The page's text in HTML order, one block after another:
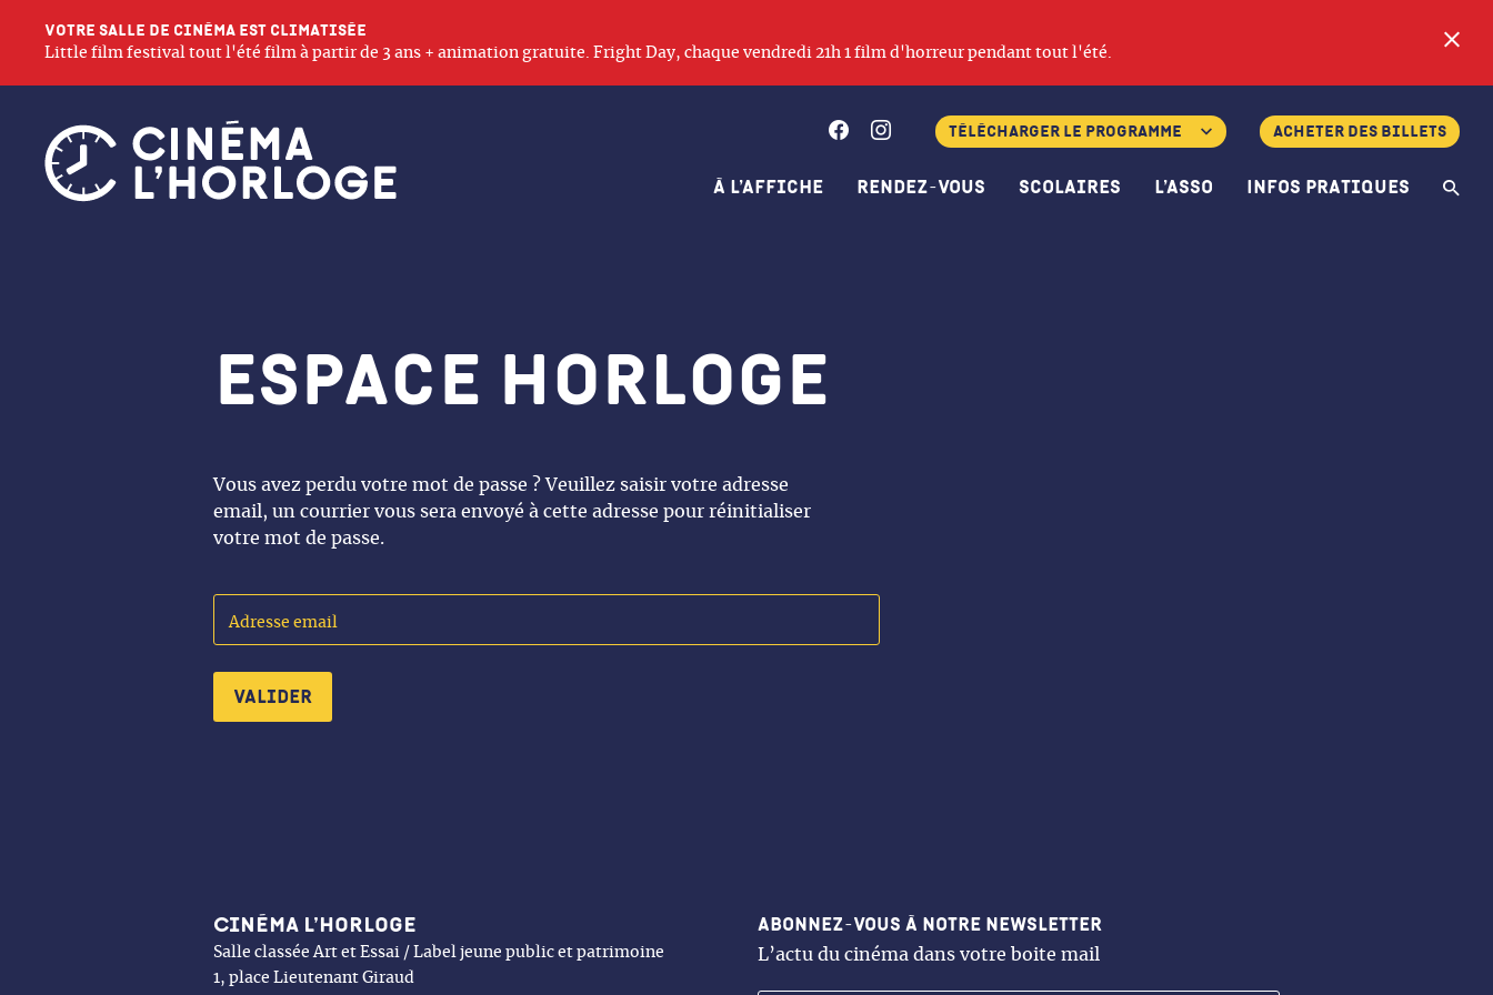
Votre salle de cinéma est climatisée
Little film festival tout l'été film à partir de 3 ans + animation gratuite. Fright Day, chaque vendredi 21h 1 film d'horreur pendant tout l'été.
À l’affiche Rendez-vous Scolaires L’asso Infos pratiques
FacebookInstagramTélécharger le programme Acheter des billets
Espace horloge
Vous avez perdu votre mot de passe ? Veuillez saisir votre adresse
email, un courrier vous sera envoyé à cette adresse pour réinitialiser
votre mot de passe.
Adresse email
Valider
Cinéma l’Horloge
Salle classée Art et Essai / Label jeune public et patrimoine
1, place Lieutenant Giraud
Abonnez-vous à notre newsletter
L’actu du cinéma dans votre boite mail